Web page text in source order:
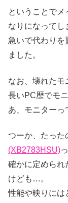
ということでメ
なりになってし
急いで代わり
ました。
なお、壊れたモ
長いPC歴でモ
あ、モニター
つーか、たった
(XB2783HSU)
確かに定められ
けども…。
性能や映りには